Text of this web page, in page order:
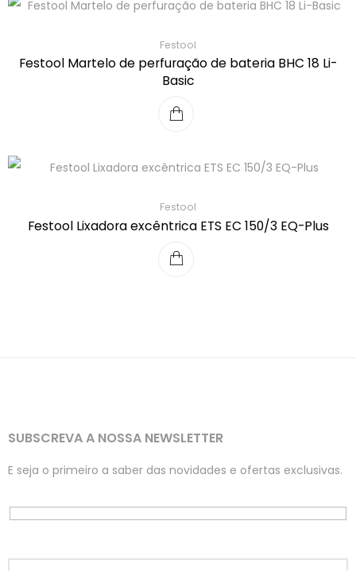
Festool
Festool Martelo de perfuração de bateria BHC 18 Li-
Basic
Festool
Festool Lixadora excêntrica ETS EC 150/3 EQ-Plus
SUBSCREVA A NOSSA NEWSLETTER
E seja o primeiro a saber das novidades e ofertas exclusivas.